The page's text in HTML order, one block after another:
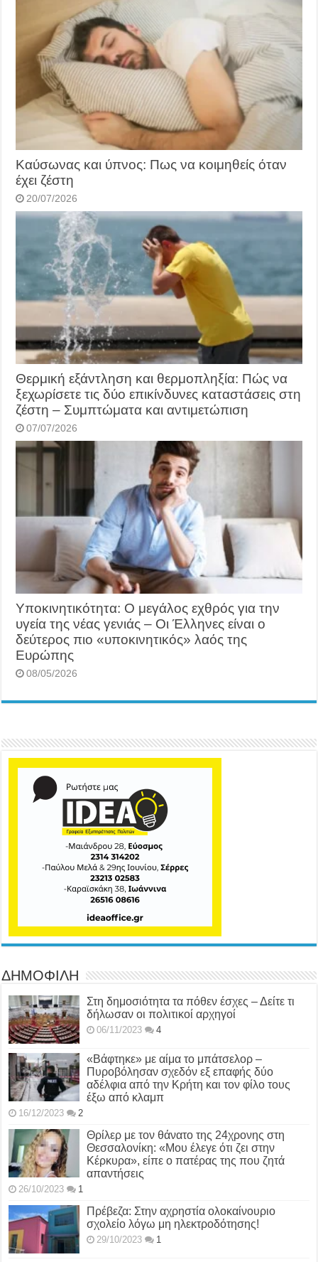
Καύσωνας και ύπνος: Πως να κοιμηθείς όταν
έχει ζέστη
20/07/2026
Θερμική εξάντληση και θερμοπληξία: Πώς να
ξεχωρίσετε τις δύο επικίνδυνες καταστάσεις στη
ζέστη – Συμπτώματα και αντιμετώπιση
07/07/2026
Υποκινητικότητα: Ο μεγάλος εχθρός για την
υγεία της νέας γενιάς – Οι Έλληνες είναι ο
δεύτερος πιο «υποκινητικός» λαός της
Ευρώπης
08/05/2026
ΔΗΜΟΦΙΛΗ
Στη δημοσιότητα τα πόθεν έσχες – Δείτε τι
δήλωσαν οι πολιτικοί αρχηγοί
06/11/2023 4
«Βάφτηκε» με αίμα το μπάτσελορ –
Πυροβόλησαν σχεδόν εξ επαφής δύο
αδέλφια από την Κρήτη και τον φίλο τους
έξω από κλαμπ
16/12/2023 2
Θρίλερ με τον θάνατο της 24χρονης στη
Θεσσαλονίκη: «Μου έλεγε ότι ζει στην
Κέρκυρα», είπε ο πατέρας της που ζητά
απαντήσεις
26/10/2023 1
Πρέβεζα: Στην αχρηστία ολοκαίνουριο
σχολείο λόγω μη ηλεκτροδότησης!
29/10/2023 1